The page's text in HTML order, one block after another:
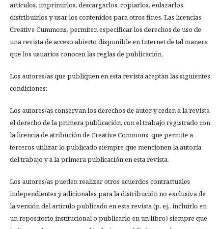
artículos, imprimirlos, descargarlos, copiarlos, enlazarlos,
distribuirlos y usar los contenidos para otros fines. Las licencias
Creative Cummons, permiten especificar los derechos de uso de
una revista de acceso abierto disponible en Internet de tal manera
que los usuarios conocen las reglas de publicación.
Los autores/as que publiquen en esta revista aceptan las siguientes
condiciones:
Los autores/as conservan los derechos de autor y ceden a la revista
el derecho de la primera publicación, con el trabajo registrado con
la licencia de atribución de Creative Commons, que permite a
terceros utilizar lo publicado siempre que mencionen la autoría
del trabajo y a la primera publicación en esta revista.
Los autores/as pueden realizar otros acuerdos contractuales
independientes y adicionales para la distribución no exclusiva de
la versión del artículo publicado en esta revista (p. ej., incluirlo en
un repositorio institucional o publicarlo en un libro) siempre que